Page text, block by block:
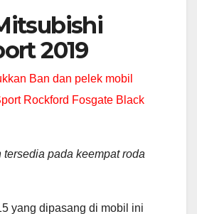
2019
pada keempat roda
yang dipasang di mobil ini